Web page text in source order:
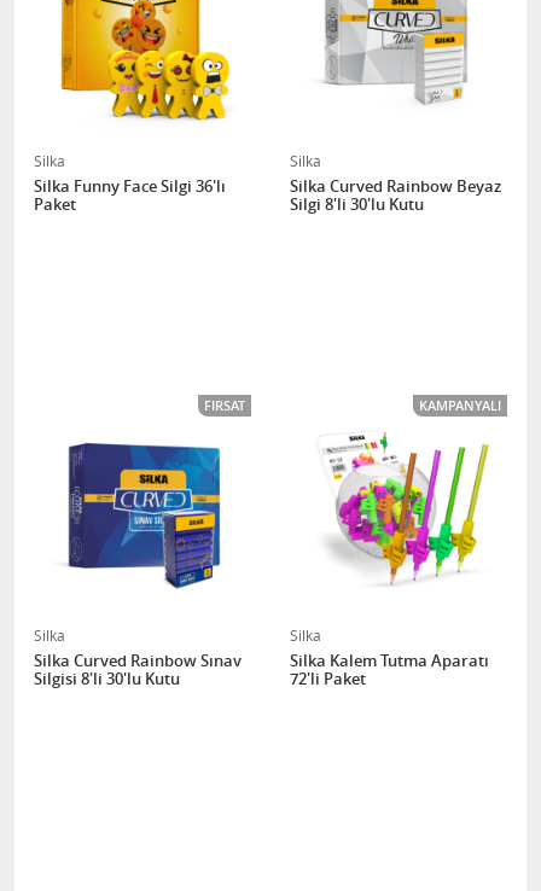
Silka
Silka Funny Face Silgi 36'lı
Paket
Silka
Silka Curved Rainbow Beyaz
Silgi 8'li 30'lu Kutu
FIRSAT
Silka
Silka Curved Rainbow Sınav
Silgisi 8'li 30'lu Kutu
KAMPANYALI
Silka
Silka Kalem Tutma Aparatı
72'li Paket